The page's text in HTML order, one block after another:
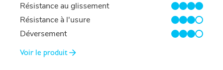
Résistance au glissement
4/4
Résistance à l'usure
3/4
Déversement
3/4
Voir le produit